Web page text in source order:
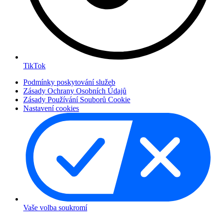
TikTok
Podmínky poskytování služeb
Zásady Ochrany Osobních Údajů
Zásady Používání Souborů Cookie
Nastavení cookies
Vaše volba soukromí